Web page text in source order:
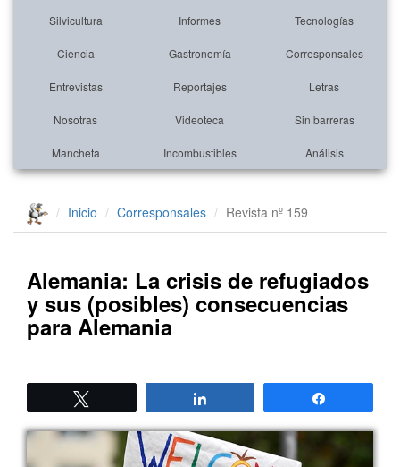
Silvicultura Informes Tecnologías
Ciencia Gastronomía Corresponsales
Entrevistas Reportajes Letras
Nosotras Videoteca Sin barreras
Mancheta Incombustibles Análisis
Inicio Corresponsales Revista nº 159
Alemania: La crisis de refugiados
y sus (posibles) consecuencias
para Alemania